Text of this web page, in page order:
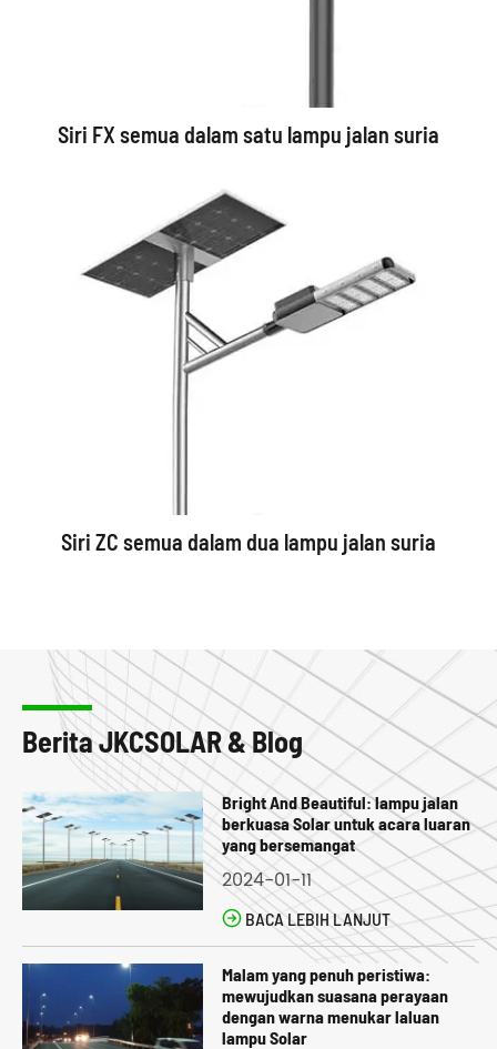
Siri FX semua dalam satu lampu jalan suria
Siri ZC semua dalam dua lampu jalan suria
Berita JKCSOLAR & Blog
Bright And Beautiful: lampu jalan
berkuasa Solar untuk acara luaran
yang bersemangat
2024-01-11
BACA LEBIH LANJUT
Malam yang penuh peristiwa:
mewujudkan suasana perayaan
dengan warna menukar laluan
lampu Solar